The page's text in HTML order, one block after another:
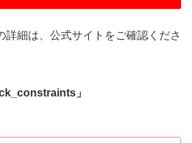
詳細は、公式サイトをご確認くださ
」